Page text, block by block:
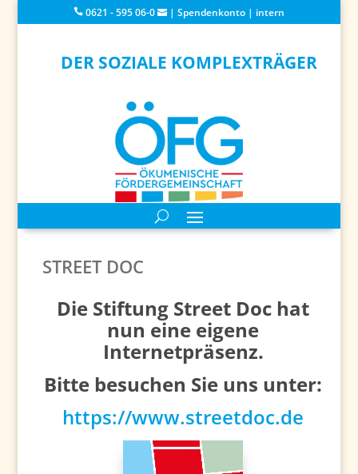
0621 - 595 06-0 | Spendenkonto| intern
DER SOZIALE KOMPLEXTRÄGER
STREET DOC
Die Stiftung Street Doc hat
nun eine eigene
Internetpräsenz.
Bitte besuchen Sie uns unter:
https://www.streetdoc.de